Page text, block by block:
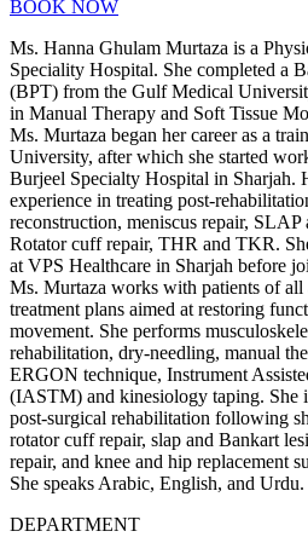
BOOK NOW
Ms. Hanna Ghulam Murtaza is a
Speciality Hospital. She completed a
(BPT) from the Gulf Medical
in Manual Therapy and Soft Tissue
Ms. Murtaza began her career as a
University, after which she started
Burjeel Specialty Hospital in Sharjah.
experience in treating post-
reconstruction, meniscus repair, SLAP
Rotator cuff repair, THR and TKR.
at VPS Healthcare in Sharjah before
Ms. Murtaza works with patients of all
treatment plans aimed at restoring
movement. She performs
rehabilitation, dry-needling, manual
ERGON technique, Instrument
(IASTM) and kinesiology taping. She
post-surgical rehabilitation following
rotator cuff repair, slap and Bankart
repair, and knee and hip replacement
She speaks Arabic, English, and Urdu.
DEPARTMENT